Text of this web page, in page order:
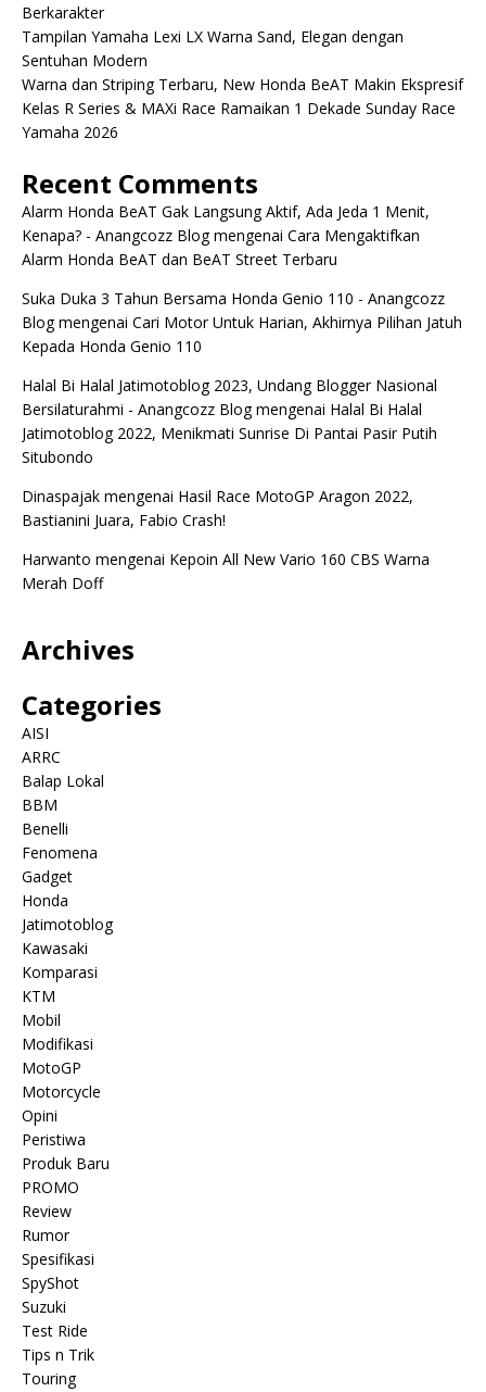
Berkarakter
Tampilan Yamaha Lexi LX Warna Sand, Elegan dengan
Sentuhan Modern
Warna dan Striping Terbaru, New Honda BeAT Makin Ekspresif
Kelas R Series & MAXi Race Ramaikan 1 Dekade Sunday Race
Yamaha 2026
Recent Comments
Alarm Honda BeAT Gak Langsung Aktif, Ada Jeda 1 Menit,
Kenapa? - Anangcozz Blogmengenai Cara Mengaktifkan
Alarm Honda BeAT dan BeAT Street Terbaru
Suka Duka 3 Tahun Bersama Honda Genio 110 - Anangcozz
Blogmengenai Cari Motor Untuk Harian, Akhirnya Pilihan Jatuh
Kepada Honda Genio 110
Halal Bi Halal Jatimotoblog 2023, Undang Blogger Nasional
Bersilaturahmi - Anangcozz Blogmengenai Halal Bi Halal
Jatimotoblog 2022, Menikmati Sunrise Di Pantai Pasir Putih
Situbondo
Dinaspajak mengenai Hasil Race MotoGP Aragon 2022,
Bastianini Juara, Fabio Crash!
Harwanto mengenai Kepoin All New Vario 160 CBS Warna
Merah Doff
Archives
Categories
AISI
ARRC
Balap Lokal
BBM
Benelli
Fenomena
Gadget
Honda
Jatimotoblog
Kawasaki
Komparasi
KTM
Mobil
Modifikasi
MotoGP
Motorcycle
Opini
Peristiwa
Produk Baru
PROMO
Review
Rumor
Spesifikasi
SpyShot
Suzuki
Test Ride
Tips n Trik
Touring